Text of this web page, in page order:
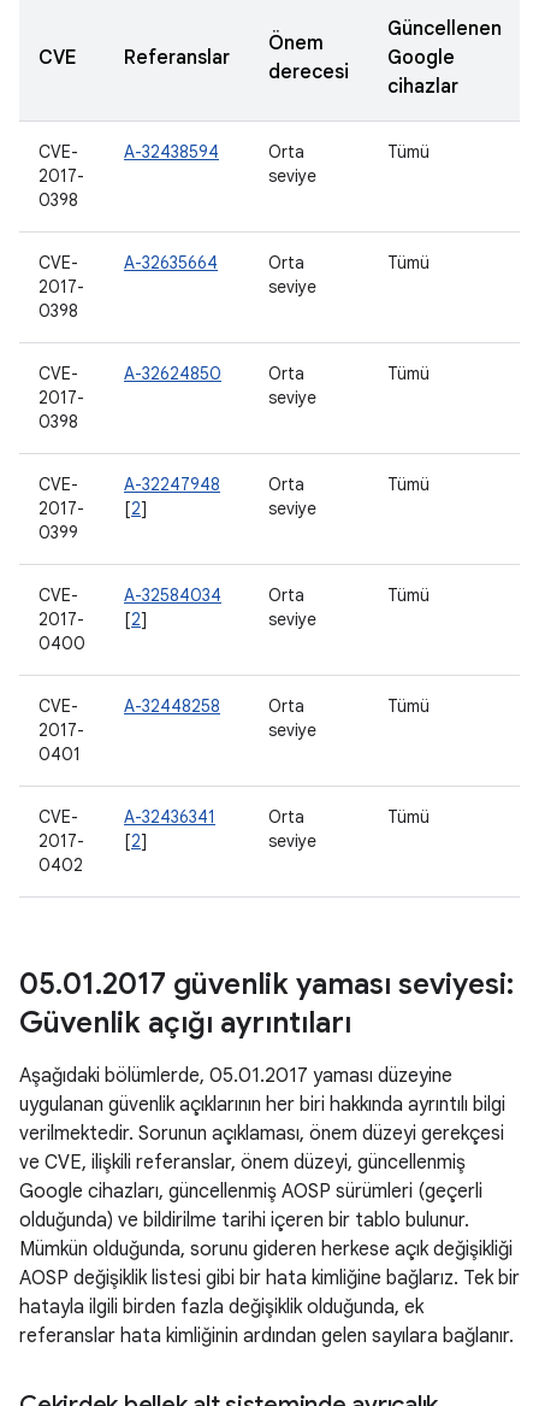
CVE Referanslar
Önem
derecesi
Güncellenen
Google
cihazlar
CVE-
2017-
0398
A-32438594
Orta
seviye
Tümü
CVE-
2017-
0398
A-32635664
Orta
seviye
Tümü
CVE-
2017-
0398
A-32624850
Orta
seviye
Tümü
CVE-
2017-
0399
A-32247948
[2]
Orta
seviye
Tümü
CVE-
2017-
0400
A-32584034
[2]
Orta
seviye
Tümü
CVE-
2017-
0401
A-32448258
Orta
seviye
Tümü
CVE-
2017-
0402
A-32436341
[2]
Orta
seviye
Tümü
05.01.2017 güvenlik yaması seviyesi:
Güvenlik açığı ayrıntıları
Aşağıdaki bölümlerde, 05.01.2017 yaması düzeyine
uygulanan güvenlik açıklarının her biri hakkında ayrıntılı bilgi
verilmektedir. Sorunun açıklaması, önem düzeyi gerekçesi
ve CVE, ilişkili referanslar, önem düzeyi, güncellenmiş
Google cihazları, güncellenmiş AOSP sürümleri (geçerli
olduğunda) ve bildirilme tarihi içeren bir tablo bulunur.
Mümkün olduğunda, sorunu gideren herkese açık değişikliği
AOSP değişiklik listesi gibi bir hata kimliğine bağlarız. Tek bir
hatayla ilgili birden fazla değişiklik olduğunda, ek
referanslar hata kimliğinin ardından gelen sayılara bağlanır.